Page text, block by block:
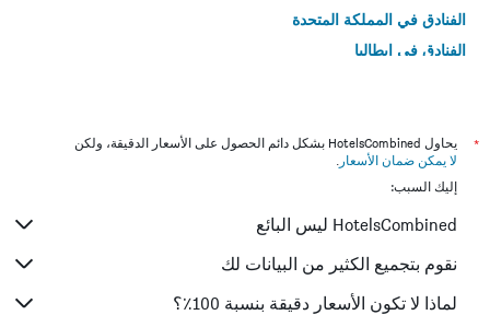
الفنادق في المملكة المتحدة
الفنادق في إيطاليا
*
يحاول HotelsCombined بشكل دائم الحصول على الأسعار الدقيقة، ولكن
لا يمكن ضمان الأسعار .
إليك السبب:
HotelsCombined ليس البائع
نقوم بتجميع الكثير من البيانات لك
لماذا لا تكون الأسعار دقيقة بنسبة 100٪؟